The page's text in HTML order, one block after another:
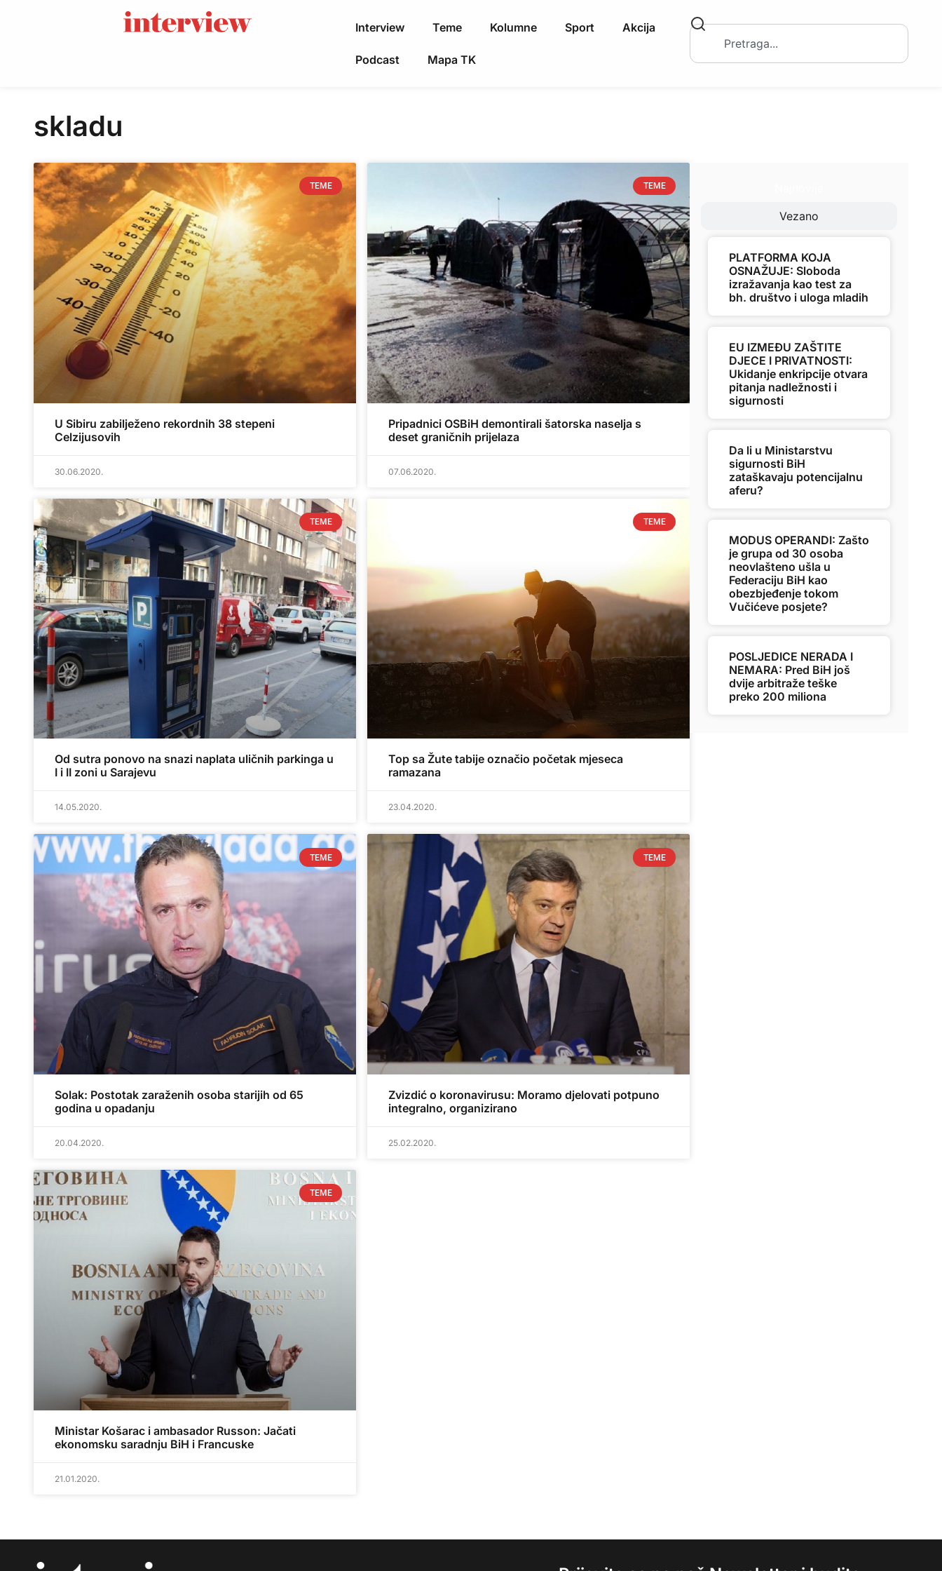
Interview Teme Kolumne Sport Akcija
Podcast Mapa TK
skladu
TEME
U Sibiru zabilježeno rekordnih 38 stepeni
Celzijusovih
30.06.2020.
TEME
Pripadnici OSBiH demontirali šatorska naselja s
deset graničnih prijelaza
07.06.2020.
TEME
Od sutra ponovo na snazi naplata uličnih parkinga u
I i II zoni u Sarajevu
14.05.2020.
TEME
Top sa Žute tabije označio početak mjeseca
ramazana
23.04.2020.
TEME
Solak: Postotak zaraženih osoba starijih od 65
godina u opadanju
20.04.2020.
TEME
Zvizdić o koronavirusu: Moramo djelovati potpuno
integralno, organizirano
25.02.2020.
TEME
Ministar Košarac i ambasador Russon: Jačati
ekonomsku saradnju BiH i Francuske
21.01.2020.
Vezano
PLATFORMA KOJA
OSNAŽUJE: Sloboda
izražavanja kao test za
bh. društvo i uloga mladih
EU IZMEĐU ZAŠTITE
DJECE I PRIVATNOSTI:
Ukidanje enkripcije otvara
pitanja nadležnosti i
sigurnosti
Da li u Ministarstvu
sigurnosti BiH
zataškavaju potencijalnu
aferu?
MODUS OPERANDI: Zašto
je grupa od 30 osoba
neovlašteno ušla u
Federaciju BiH kao
obezbjeđenje tokom
Vučićeve posjete?
POSLJEDICE NERADA I
NEMARA: Pred BiH još
dvije arbitraže teške
preko 200 miliona